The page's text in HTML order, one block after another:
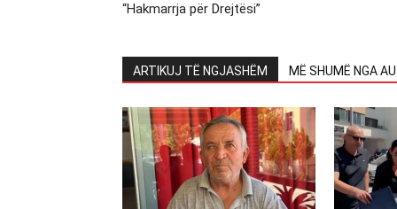
“Hakmarrja për Drejtësi”
ARTIKUJ TË NGJASHËM MË SHUMË NGA